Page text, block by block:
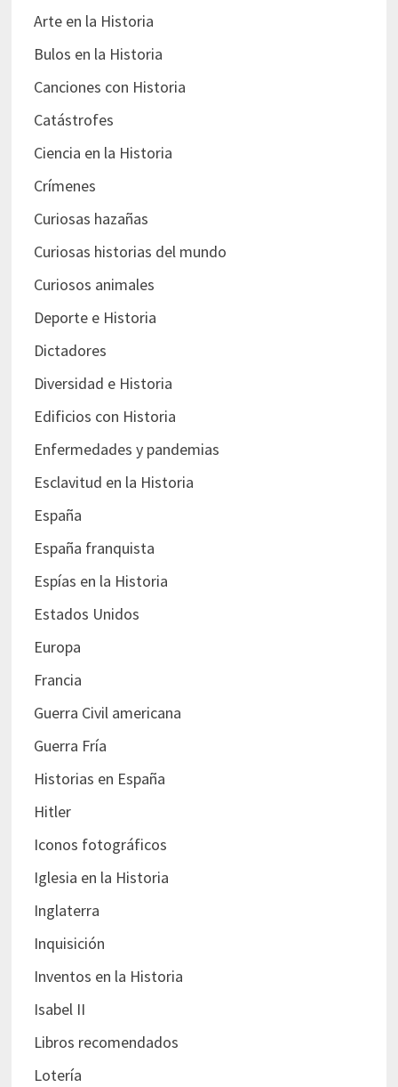
Arte en la Historia
Bulos en la Historia
Canciones con Historia
Catástrofes
Ciencia en la Historia
Crímenes
Curiosas hazañas
Curiosas historias del mundo
Curiosos animales
Deporte e Historia
Dictadores
Diversidad e Historia
Edificios con Historia
Enfermedades y pandemias
Esclavitud en la Historia
España
España franquista
Espías en la Historia
Estados Unidos
Europa
Francia
Guerra Civil americana
Guerra Fría
Historias en España
Hitler
Iconos fotográficos
Iglesia en la Historia
Inglaterra
Inquisición
Inventos en la Historia
Isabel II
Libros recomendados
Lotería